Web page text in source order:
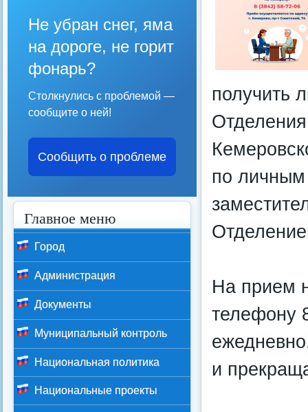
получить
по
На прием
телефону
и
Не убран снег, яма
на дороге, не горит
фонарь?
Столкнулись с проблемой —
сообщите о ней!
Сообщить о проблеме
Главное меню
Город
Администрация
Документы
Муниципальный контроль
Национальная политика
Национальные проекты